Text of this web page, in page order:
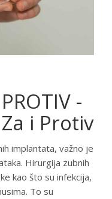
-
i Protiv
implantata, važno je
Hirurgija zubnih
kao što su infekcija,
To su